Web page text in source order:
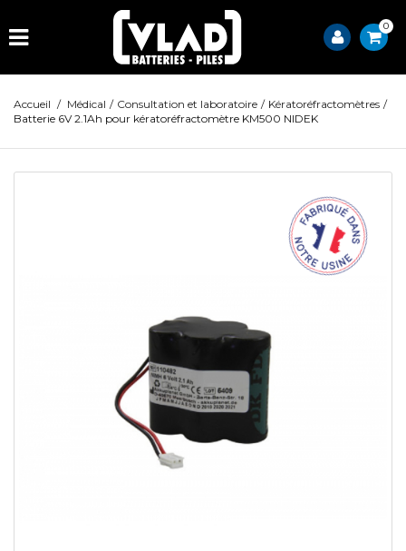
0
Accueil / Médical / Consultation et laboratoire / Kératoréfractomètres /
Batterie 6V 2.1Ah pour kératoréfractomètre KM500 NIDEK